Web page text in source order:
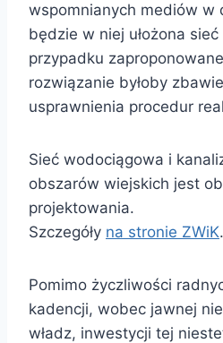
wspomnianych mediów w
będzie w niej ułożona
przypadku
rozwiązanie byłoby
usprawnienia procedur
Sieć wodociągowa i
obszarów wiejskich jest
projektowania.
Szczegóły na stronie ZWiK.
Pomimo życzliwości
kadencji, wobec jawnej
władz, inwestycji tej